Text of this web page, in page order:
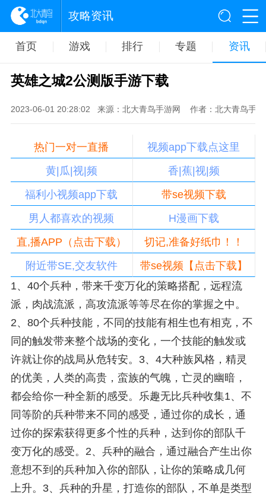
攻略资讯
首页 游戏 排行 专题 资讯
英雄之城2公测版手游下载
2023-06-01 20:28:02 来源：北大青鸟手游网 作者：北大青鸟手
热门一对一直播
视频app下载点这里
黄|瓜|视|频
香|蕉|视|频
福利小视频app下载
带se视频下载
男人都喜欢的视频
H漫画下载
直,播APP（点击下载）
切记,准备好纸巾！！
附近带SE,交友软件
带se视频【点击下载】
1、40个兵种，带来千变万化的策略搭配，远程流
派，肉战流派，高攻流派等等尽在你的掌握之中。
2、80个兵种技能，不同的技能有相生也有相克，不
同的触发带来整个战场的变化，一个技能的触发或
许就让你的战局从危转安。3、4大种族风格，精灵
的优美，人类的高贵，蛮族的气魄，亡灵的幽暗，
都会给你一种全新的感受。乐趣无比兵种收集1、不
同等阶的兵种带来不同的感受，通过你的成长，通
过你的探索获得更多个性的兵种，达到你的部队千
变万化的感受。2、兵种的融合，通过融合产生出你
意想不到的兵种加入你的部队，让你的策略成几何
上升。3、兵种的升星，打造你的部队，不单是类型